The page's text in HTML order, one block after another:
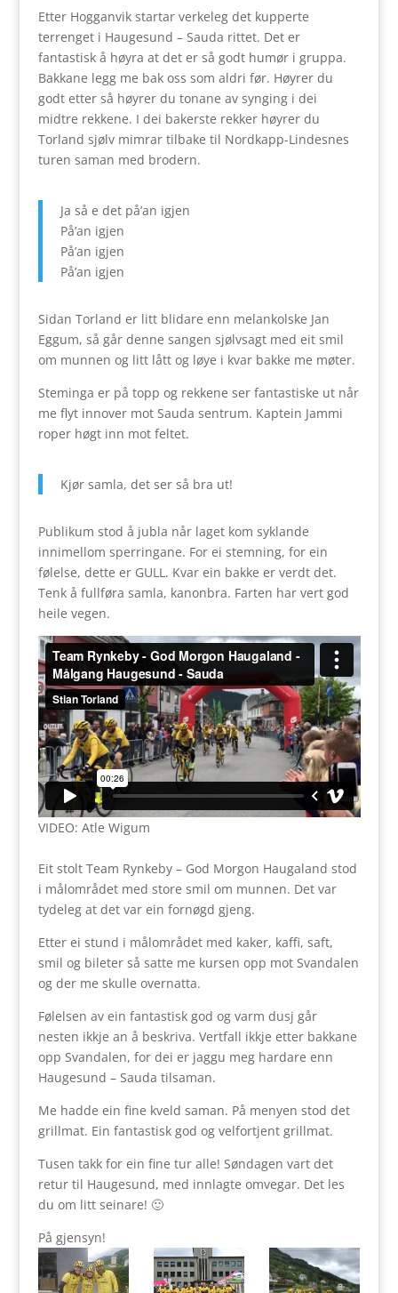
Etter Hogganvik startar verkeleg det kupperte
terrenget i Haugesund – Sauda rittet. Det er
fantastisk å høyra at det er så godt humør i gruppa.
Bakkane legg me bak oss som aldri før. Høyrer du
godt etter så høyrer du tonane av synging i dei
midtre rekkene. I dei bakerste rekker høyrer du
Torland sjølv mimrar tilbake til Nordkapp-Lindesnes
turen saman med brodern.
Ja så e det på’an igjen
På’an igjen
På’an igjen
På’an igjen
Sidan Torland er litt blidare enn melankolske Jan
Eggum, så går denne sangen sjølvsagt med eit smil
om munnen og litt lått og løye i kvar bakke me møter.
Steminga er på topp og rekkene ser fantastiske ut når
me flyt innover mot Sauda sentrum. Kaptein Jammi
roper høgt inn mot feltet.
Kjør samla, det ser så bra ut!
Publikum stod å jubla når laget kom syklande
innimellom sperringane. For ei stemning, for ein
følelse, dette er GULL. Kvar ein bakke er verdt det.
Tenk å fullføra samla, kanonbra. Farten har vert god
heile vegen.
VIDEO: Atle Wigum
Eit stolt Team Rynkeby – God Morgon Haugaland stod
i målområdet med store smil om munnen. Det var
tydeleg at det var ein fornøgd gjeng.
Etter ei stund i målområdet med kaker, kaffi, saft,
smil og bileter så satte me kursen opp mot Svandalen
og der me skulle overnatta.
Følelsen av ein fantastisk god og varm dusj går
nesten ikkje an å beskriva. Vertfall ikkje etter bakkane
opp Svandalen, for dei er jaggu meg hardare enn
Haugesund – Sauda tilsaman.
Me hadde ein fine kveld saman. På menyen stod det
grillmat. Ein fantastisk god og velfortjent grillmat.
Tusen takk for ein fine tur alle! Søndagen vart det
retur til Haugesund, med innlagte omvegar. Det les
du om litt seinare! 🙂
På gjensyn!